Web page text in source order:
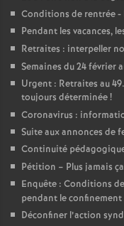
Conditions de rentrée -
Pendant les vacances,
Retraites : interpeller
Semaines du 24 février
Urgent : Retraites au
toujours déterminée!
Coronavirus :
Suite aux annonces de
Continuité
Pétition – Plus jamais
Enquête : Conditions
pendant le confinement
Déconfiner l’action